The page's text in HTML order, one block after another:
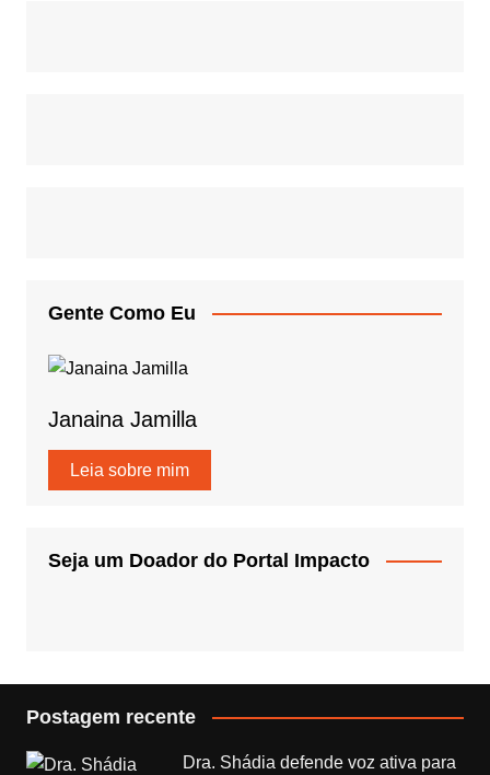
Gente Como Eu
Janaina Jamilla
Leia sobre mim
Seja um Doador do Portal Impacto
Postagem recente
Dra. Shádia defende voz ativa para